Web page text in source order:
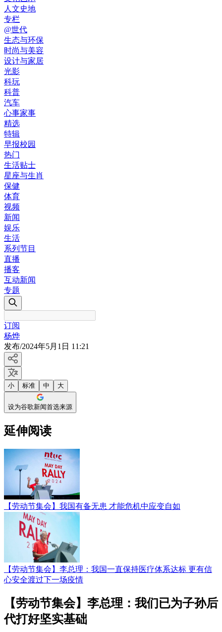
人文史地
专栏
@世代
生态与环保
时尚与美容
设计与家居
光影
科玩
科普
汽车
心事家事
精选
特辑
早报校园
热门
生活贴士
星座与生肖
保健
体育
视频
新闻
娱乐
生活
系列节目
直播
播客
互动新闻
专题
订阅
杨烨
发布/2024年5月1日 11:21
小 标准 中 大
设为谷歌新闻首选来源
延伸阅读
【劳动节集会】我国有备无患 才能危机中应变自如
【劳动节集会】李总理：我国一直保持医疗体系达标 更有信
心安全渡过下一场疫情
【劳动节集会】李总理：我们已为子孙后
代打好坚实基础